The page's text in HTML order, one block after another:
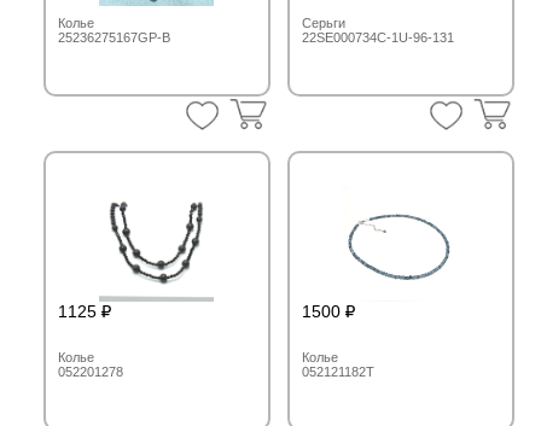
Серьги
22SE000734C-1U-96-131
Колье
25236275167GP-B
1500
Колье
052121182T
1125
Колье
052201278